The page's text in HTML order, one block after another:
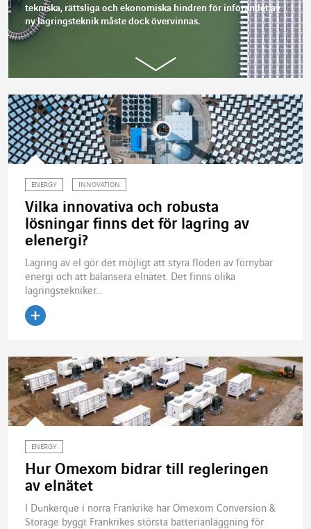
tekniska, rättsliga och ekonomiska hindren för införandet av
ny lagringsteknik måste dock övervinnas.
ENERGY INNOVATION
Vilka innovativa och robusta
lösningar finns det för lagring av
elenergi?
Lagring av el gör det möjligt att styra flöden av förnybar
energi och att balansera elnätet. Det finns olika
lagringstekniker...
ENERGY
Hur Omexom bidrar till regleringen
av elnätet
I Dunkerque i norra Frankrike har Omexom Conversion &
Storage byggt Frankrikes största batterianläggning för